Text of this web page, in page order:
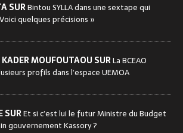
SURBintou SYLLA dans une sextape qui
quelques précisions »
MOUFOUTAOU SURLa BCEAO
profils dans l’espace UEMOA
SUREt si c’est lui le futur Ministre du Budget
gouvernement Kassory ?